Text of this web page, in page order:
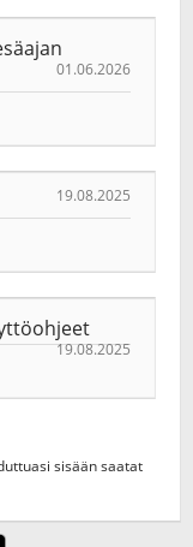
01.06.2026
19.08.2025
19.08.2025
sisään saatat